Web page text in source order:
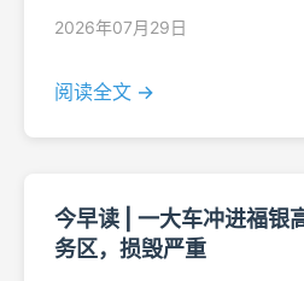
2026年07月29日
阅读全文 →
今早读 | 一大车冲进福银
务区，损毁严重